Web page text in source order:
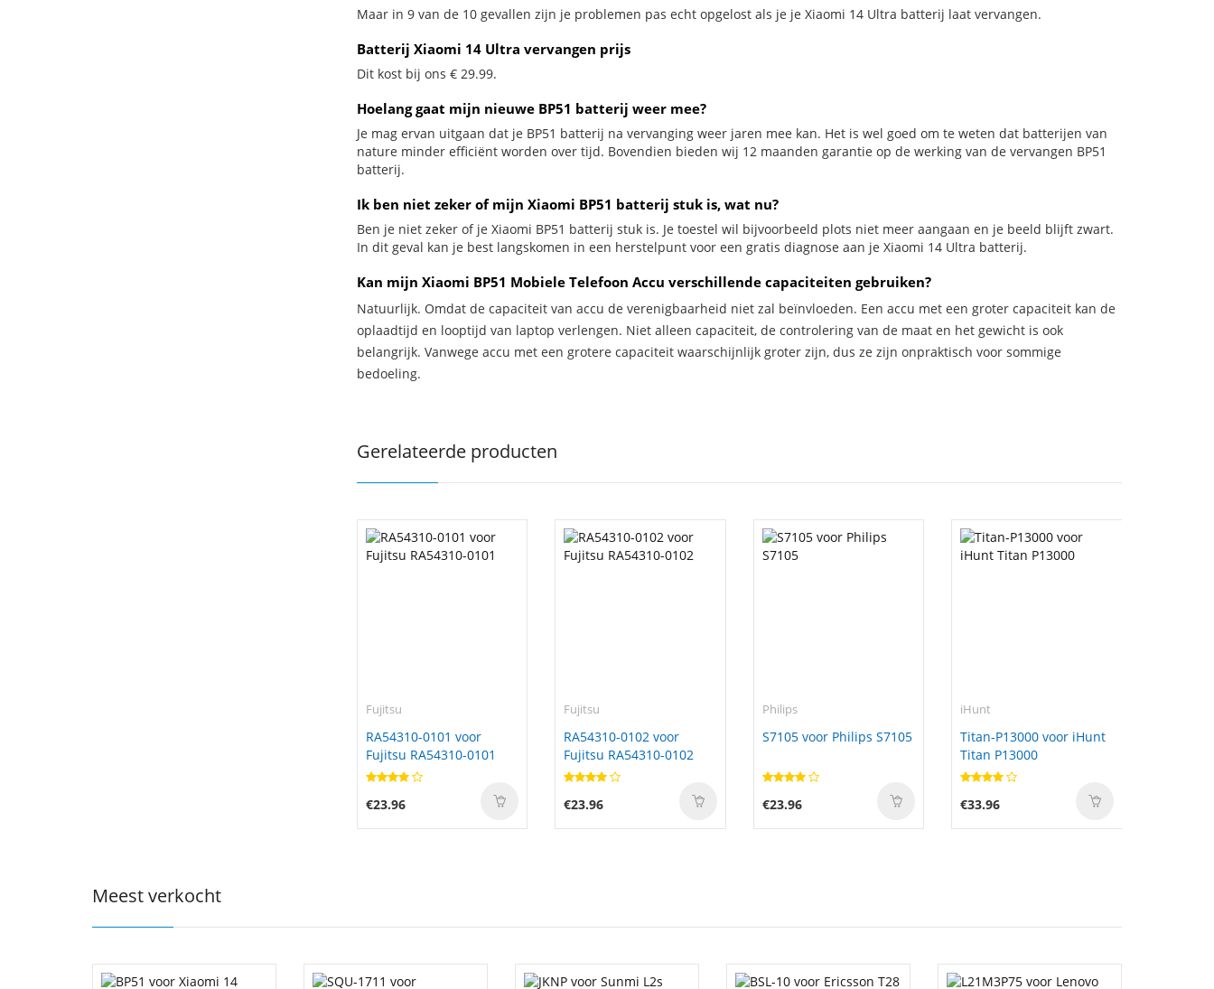
Maar in 9 van de 10 gevallen zijn je problemen pas echt opgelost als je je Xiaomi 14 Ultra batterij laat vervangen.
Batterij Xiaomi 14 Ultra vervangen prijs
Dit kost bij ons € 29.99.
Hoelang gaat mijn nieuwe BP51 batterij weer mee?
Je mag ervan uitgaan dat je BP51 batterij na vervanging weer jaren mee kan. Het is wel goed om te weten dat batterijen van
nature minder efficiënt worden over tijd. Bovendien bieden wij 12 maanden garantie op de werking van de vervangen BP51
batterij.
Ik ben niet zeker of mijn Xiaomi BP51 batterij stuk is, wat nu?
Ben je niet zeker of je Xiaomi BP51 batterij stuk is. Je toestel wil bijvoorbeeld plots niet meer aangaan en je beeld blijft zwart.
In dit geval kan je best langskomen in een herstelpunt voor een gratis diagnose aan je Xiaomi 14 Ultra batterij.
Kan mijn Xiaomi BP51 Mobiele Telefoon Accu verschillende capaciteiten gebruiken?
Natuurlijk. Omdat de capaciteit van accu de verenigbaarheid niet zal beïnvloeden. Een accu met een groter capaciteit kan de
oplaadtijd en looptijd van laptop verlengen. Niet alleen capaciteit, de controlering van de maat en het gewicht is ook
belangrijk. Vanwege accu met een grotere capaciteit waarschijnlijk groter zijn, dus ze zijn onpraktisch voor sommige
bedoeling.
Gerelateerde producten
Fujitsu
RA54310-0101 voor
Fujitsu RA54310-0101
€23.96
Fujitsu
RA54310-0102 voor
Fujitsu RA54310-0102
€23.96
Philips
S7105 voor Philips S7105
€23.96
iHunt
Titan-P13000 voor iHunt
Titan P13000
€33.96
Meest verkocht